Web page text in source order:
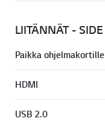
LIITÄNNÄT - SIDE
Paikka ohjelmakortille
HDMI
USB 2.0